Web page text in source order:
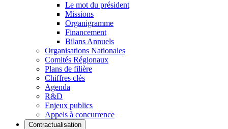
Le mot du président
Missions
Organigramme
Financement
Bilans Annuels
Organisations Nationales
Comités Régionaux
Plans de filière
Chiffres clés
Agenda
R&D
Enjeux publics
Appels à concurrence
Contractualisation